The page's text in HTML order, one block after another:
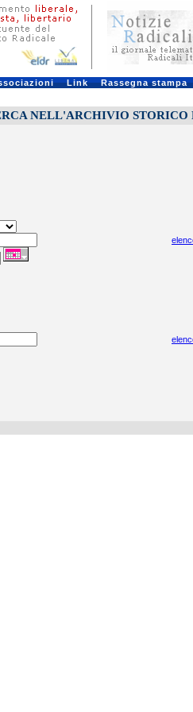
Link Rassegna stampa
NELL'ARCHIVIO STORICO